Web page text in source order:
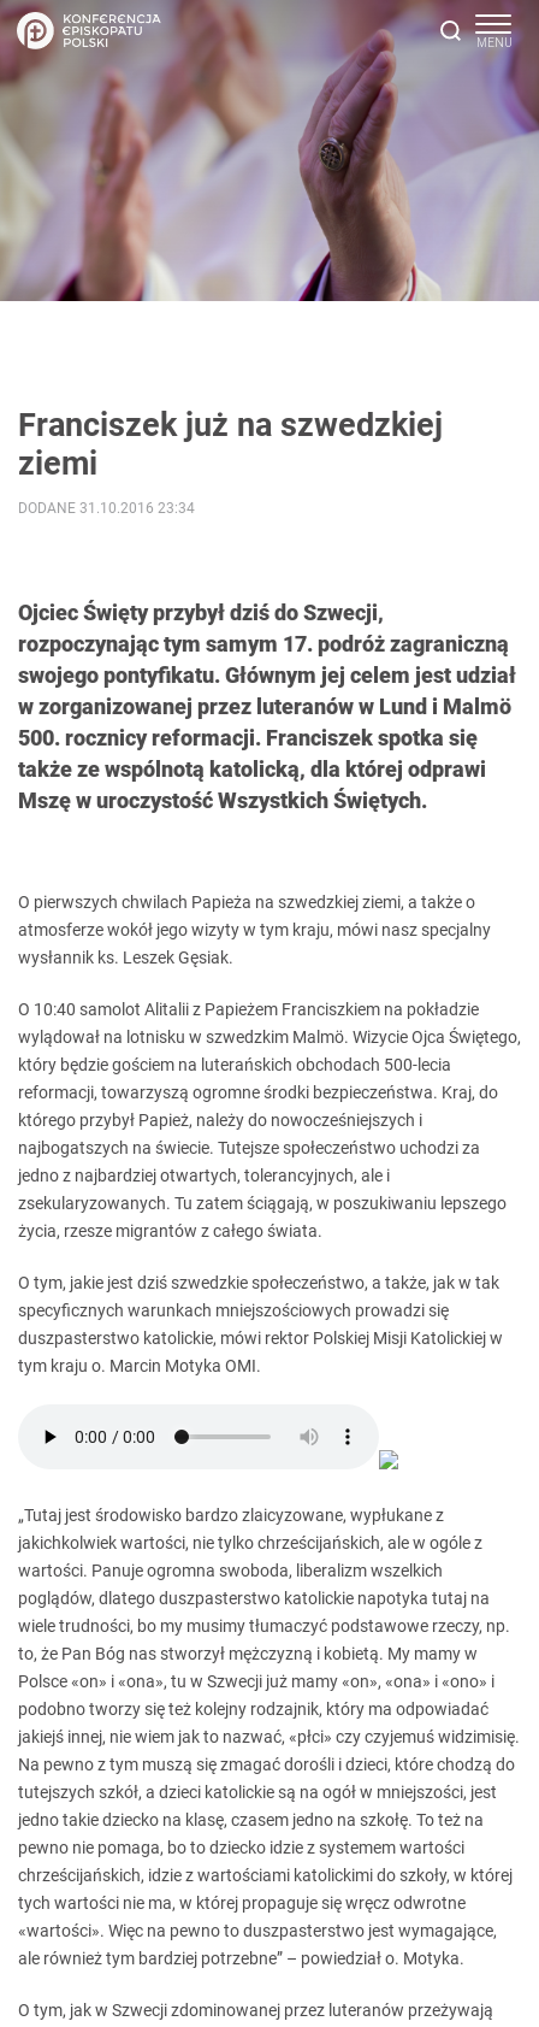
Franciszek już na szwedzkiej
ziemi
Ojciec Święty przybył dziś do Szwecji,
rozpoczynając tym samym 17. podróż zagraniczną
swojego pontyfikatu. Głównym jej celem jest udział
w zorganizowanej przez luteranów w Lund i Malmö
500. rocznicy reformacji. Franciszek spotka się
także ze wspólnotą katolicką, dla której odprawi
Mszę w uroczystość Wszystkich Świętych.
DODANE 31.10.2016 23:34
O pierwszych chwilach Papieża na szwedzkiej ziemi, a także o
atmosferze wokół jego wizyty w tym kraju, mówi nasz specjalny
wysłannik ks. Leszek Gęsiak.
O 10:40 samolot Alitalii z Papieżem Franciszkiem na pokładzie
wylądował na lotnisku w szwedzkim Malmö. Wizycie Ojca Świętego,
który będzie gościem na luterańskich obchodach 500-lecia
reformacji, towarzyszą ogromne środki bezpieczeństwa. Kraj, do
którego przybył Papież, należy do nowocześniejszych i
najbogatszych na świecie. Tutejsze społeczeństwo uchodzi za
jedno z najbardziej otwartych, tolerancyjnych, ale i
zsekularyzowanych. Tu zatem ściągają, w poszukiwaniu lepszego
życia, rzesze migrantów z całego świata.
O tym, jakie jest dziś szwedzkie społeczeństwo, a także, jak w tak
specyficznych warunkach mniejszościowych prowadzi się
duszpasterstwo katolickie, mówi rektor Polskiej Misji Katolickiej w
tym kraju o. Marcin Motyka OMI.
„Tutaj jest środowisko bardzo zlaicyzowane, wypłukane z
jakichkolwiek wartości, nie tylko chrześcijańskich, ale w ogóle z
wartości. Panuje ogromna swoboda, liberalizm wszelkich
poglądów, dlatego duszpasterstwo katolickie napotyka tutaj na
wiele trudności, bo my musimy tłumaczyć podstawowe rzeczy, np.
to, że Pan Bóg nas stworzył mężczyzną i kobietą. My mamy w
Polsce «on» i «ona», tu w Szwecji już mamy «on», «ona» i «ono» i
podobno tworzy się też kolejny rodzajnik, który ma odpowiadać
jakiejś innej, nie wiem jak to nazwać, «płci» czy czyjemuś widzimisię.
Na pewno z tym muszą się zmagać dorośli i dzieci, które chodzą do
tutejszych szkół, a dzieci katolickie są na ogół w mniejszości, jest
jedno takie dziecko na klasę, czasem jedno na szkołę. To też na
pewno nie pomaga, bo to dziecko idzie z systemem wartości
chrześcijańskich, idzie z wartościami katolickimi do szkoły, w której
tych wartości nie ma, w której propaguje się wręcz odwrotne
«wartości». Więc na pewno to duszpasterstwo jest wymagające,
ale również tym bardziej potrzebne” – powiedział o. Motyka.
O tym, jak w Szwecji zdominowanej przez luteranów przeżywają